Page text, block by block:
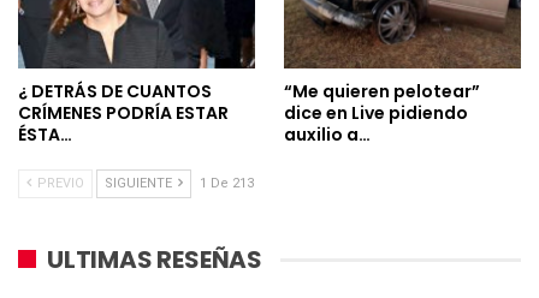
¿ DETRÁS DE CUANTOS
CRÍMENES PODRÍA ESTAR
ÉSTA…
“Me quieren pelotear”
dice en Live pidiendo
auxilio a…
PREVIO SIGUIENTE 1 De 213
ULTIMAS RESEÑAS